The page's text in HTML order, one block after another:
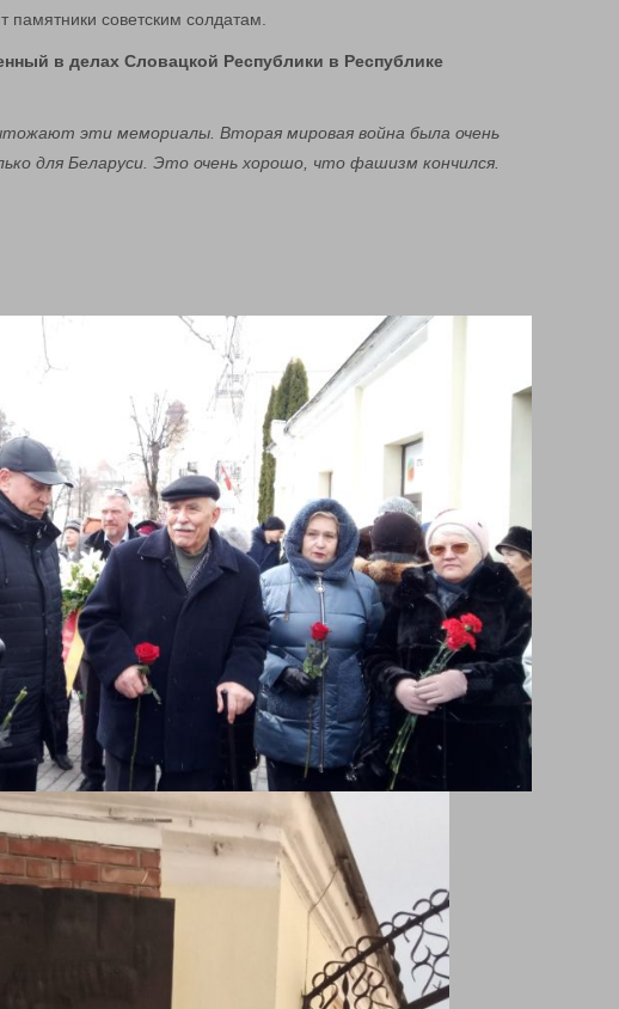
памятники советским солдатам.
в делах Словацкой Республики в Республике
эти мемориалы. Вторая мировая война была очень
для Беларуси. Это очень хорошо, что фашизм кончился.